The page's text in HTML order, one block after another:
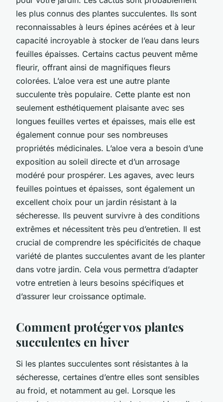
les plus connus des plantes succulentes. Ils sont
reconnaissables à leurs épines acérées et à leur
capacité incroyable à stocker de l’eau dans leurs
feuilles épaisses. Certains cactus peuvent même
fleurir, offrant ainsi de magnifiques fleurs
colorées. L’aloe vera est une autre plante
succulente très populaire. Cette plante est non
seulement esthétiquement plaisante avec ses
longues feuilles vertes et épaisses, mais elle est
également connue pour ses nombreuses
propriétés médicinales. L’aloe vera a besoin d’une
exposition au soleil directe et d’un arrosage
modéré pour prospérer. Les agaves, avec leurs
feuilles pointues et épaisses, sont également un
excellent choix pour un jardin résistant à la
sécheresse. Ils peuvent survivre à des conditions
extrêmes et nécessitent très peu d’entretien. Il est
crucial de comprendre les spécificités de chaque
variété de plantes succulentes avant de les planter
dans votre jardin. Cela vous permettra d’adapter
votre entretien à leurs besoins spécifiques et
d’assurer leur croissance optimale.
Comment protéger vos plantes
succulentes en hiver
Si les plantes succulentes sont résistantes à la
sécheresse, certaines d’entre elles sont sensibles
au froid, et notamment au gel. Lorsque les